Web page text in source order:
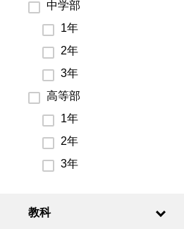
中学部
1年
2年
3年
高等部
1年
2年
3年
教科